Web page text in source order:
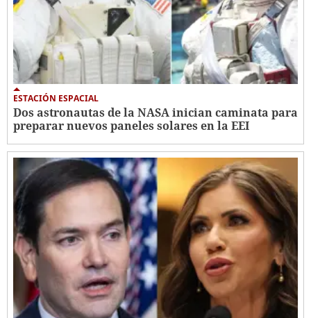
ESTACIÓN ESPACIAL
Dos astronautas de la NASA inician caminata para
preparar nuevos paneles solares en la EEI